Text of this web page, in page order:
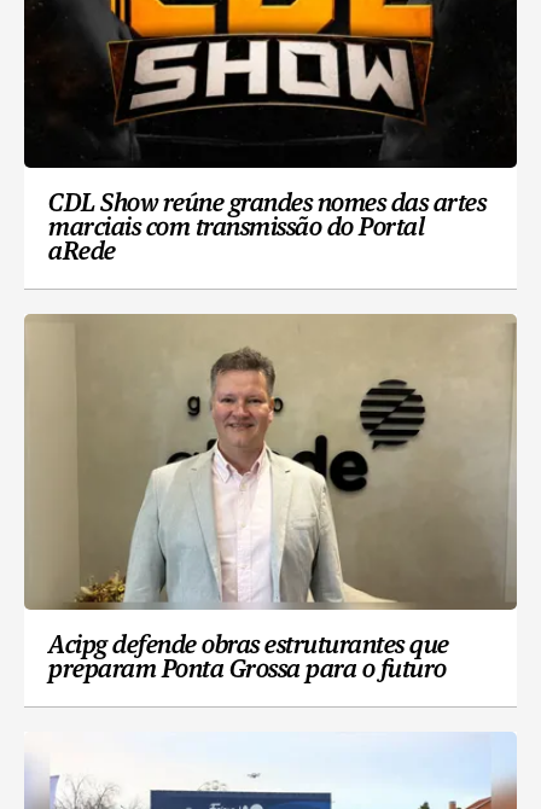
CDL Show reúne grandes nomes das artes
marciais com transmissão do Portal
aRede
Acipg defende obras estruturantes que
preparam Ponta Grossa para o futuro